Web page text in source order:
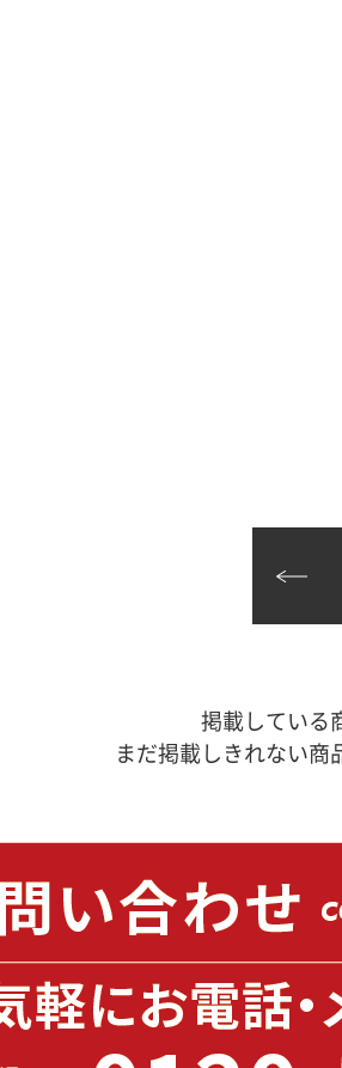
掲載している
まだ掲載しきれない商